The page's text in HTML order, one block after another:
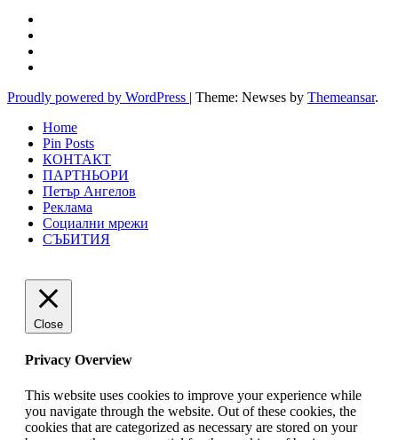
Proudly powered by WordPress | Theme: Newses by Themeansar.
Home
Pin Posts
КОНТАКТ
ПАРТНЬОРИ
Петър Ангелов
Реклама
Социални мрежи
СЪБИТИЯ
Close
Privacy Overview
This website uses cookies to improve your experience while
you navigate through the website. Out of these cookies, the
cookies that are categorized as necessary are stored on your